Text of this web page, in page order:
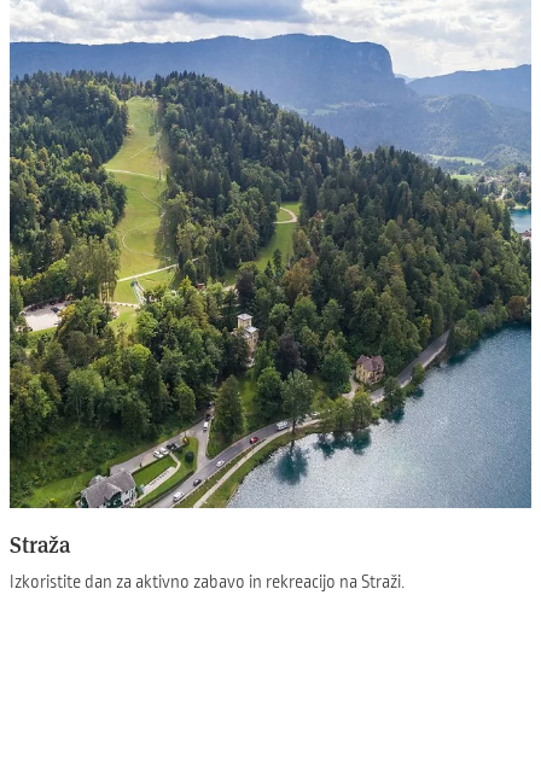
Straža
Izkoristite dan za aktivno zabavo in rekreacijo na Straži.